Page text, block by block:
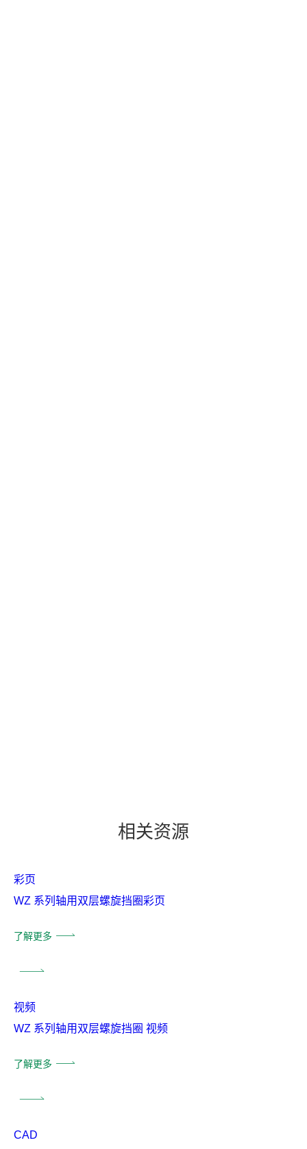
相关资源
彩页
WZ 系列轴用双层螺旋挡圈彩页
了解更多
视频
WZ 系列轴用双层螺旋挡圈 视频
了解更多
CAD